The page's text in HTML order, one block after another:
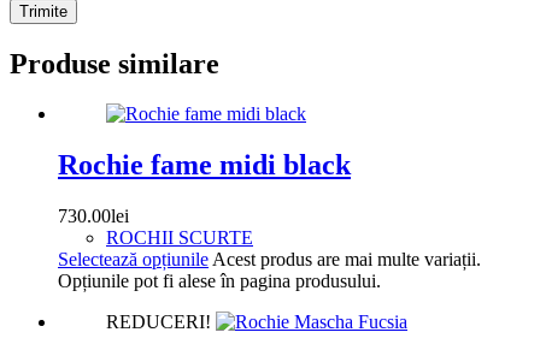
Trimite
Produse similare
Rochie fame midi black
730.00lei
ROCHII SCURTE
Selectează opțiunile Acest produs are mai multe variații.
Opțiunile pot fi alese în pagina produsului.
REDUCERI!